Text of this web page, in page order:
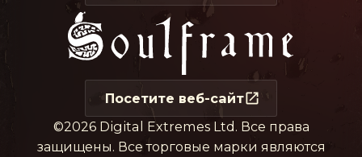
Посетите веб-сайт
©2026 Digital Extremes Ltd. Все права
защищены. Все торговые марки являются